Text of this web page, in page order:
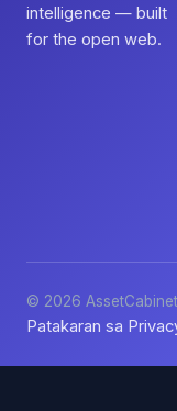
intelligence — built
for the open web.
© 2026
Patakaran sa